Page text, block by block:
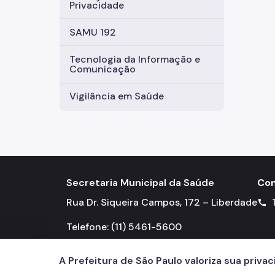
Privacidade
SAMU 192
Tecnologia da Informação e
Comunicação
Vigilância em Saúde
Secretaria Municipal da Saúde
Rua Dr. Siqueira Campos, 172 – Liberdade
Telefone: (11) 5461-5600
call
A Prefeitura de São Paulo valoriza sua